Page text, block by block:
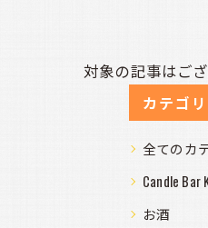
対象の記事はご
カテゴ
全てのカ
Candle Bar
お酒